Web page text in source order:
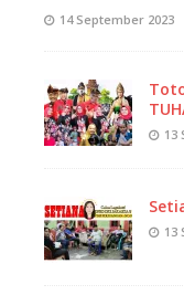
14 September 2023
13
13